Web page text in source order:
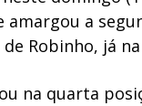
amargou a
Robinho, já
na quarta